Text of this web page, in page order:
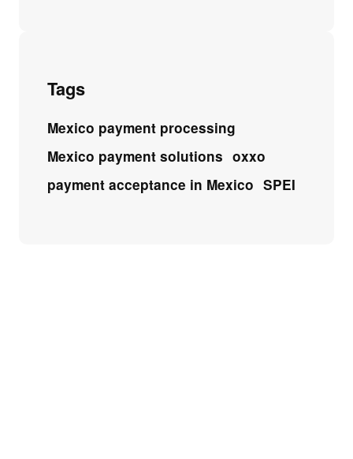
Tags
Mexico payment processing
Mexico payment solutions oxxo
payment acceptance in Mexico SPEI